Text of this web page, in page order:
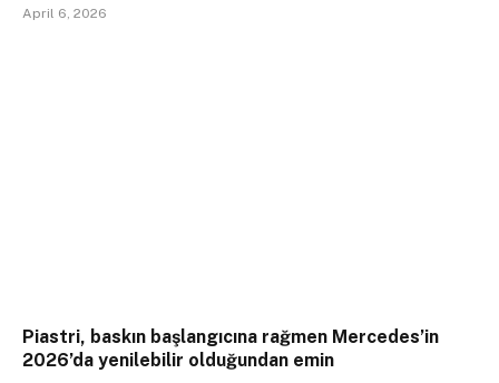
April 6, 2026
Piastri, baskın başlangıcına rağmen Mercedes’in
2026’da yenilebilir olduğundan emin